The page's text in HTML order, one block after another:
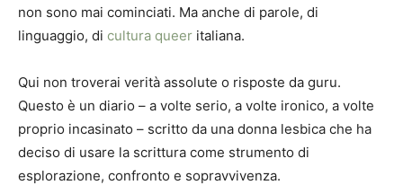
non sono mai cominciati. Ma anche di parole, di
linguaggio, di cultura queer italiana.
Qui non troverai verità assolute o risposte da guru.
Questo è un diario – a volte serio, a volte ironico, a volte
proprio incasinato – scritto da una donna lesbica che ha
deciso di usare la scrittura come strumento di
esplorazione, confronto e sopravvivenza.